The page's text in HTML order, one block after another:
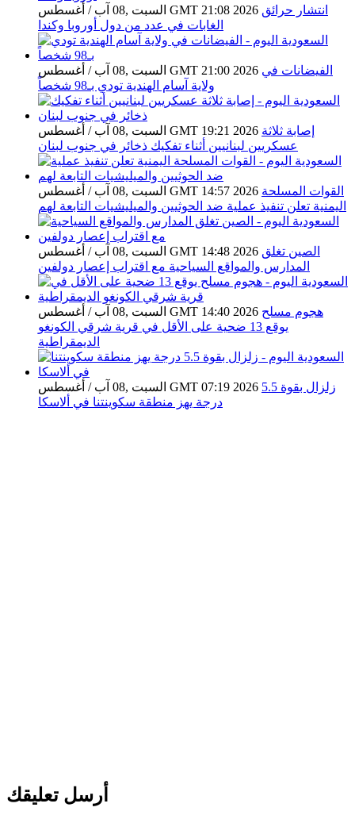
السبت ,08 آب / أغسطس GMT 21:08 2026 انتشار حرائق
الغابات في عدد من دول أوروبا وكندا
السبت ,08 آب / أغسطس GMT 21:00 2026 الفيضانات في
ولاية آسام الهندية تودي بـ98 شخصاً
السبت ,08 آب / أغسطس GMT 19:21 2026 إصابة ثلاثة
عسكريين لبنانيين أثناء تفكيك ذخائر في جنوب لبنان
السبت ,08 آب / أغسطس GMT 14:57 2026 القوات المسلحة
اليمنية تعلن تنفيذ عملية ضد الحوثيين والميليشيات التابعة لهم
السبت ,08 آب / أغسطس GMT 14:48 2026 الصين تغلق
المدارس والمواقع السياحية مع اقتراب إعصار دولفين
السبت ,08 آب / أغسطس GMT 14:40 2026 هجوم مسلح
يوقع 13 ضحية على الأقل في قرية شرقي الكونغو
الديمقراطية
السبت ,08 آب / أغسطس GMT 07:19 2026 زلزال بقوة 5.5
درجة يهز منطقة سكوينتنا في ألاسكا
أرسل تعليقك